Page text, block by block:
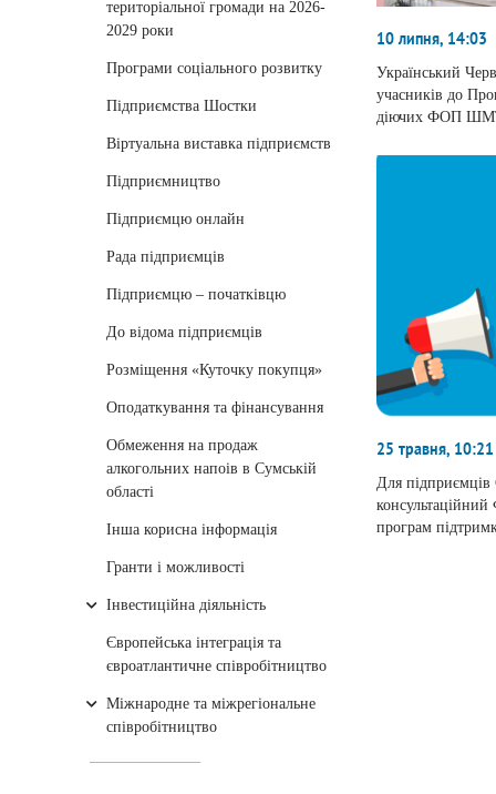
територіальної громади на 2026-
2029 роки
Програми соціального розвитку
Підприємства Шостки
Віртуальна виставка підприємств
Підприємництво
Підприємцю онлайн
Рада підприємців
Підприємцю – початківцю
До відома підприємців
Розміщення «Куточку покупця»
Оподаткування та фінансування
Обмеження на продаж
алкогольних напоів в Сумській
області
Інша корисна інформація
Гранти і можливості
Інвестиційна діяльність
Європейська інтеграція та
євроатлантичне співробітництво
Міжнародне та міжрегіональне
співробітництво
10 липня, 14:03
Український
учасників до
діючих ФОП
25 травня, 10:21
Для
консультаційний
програм